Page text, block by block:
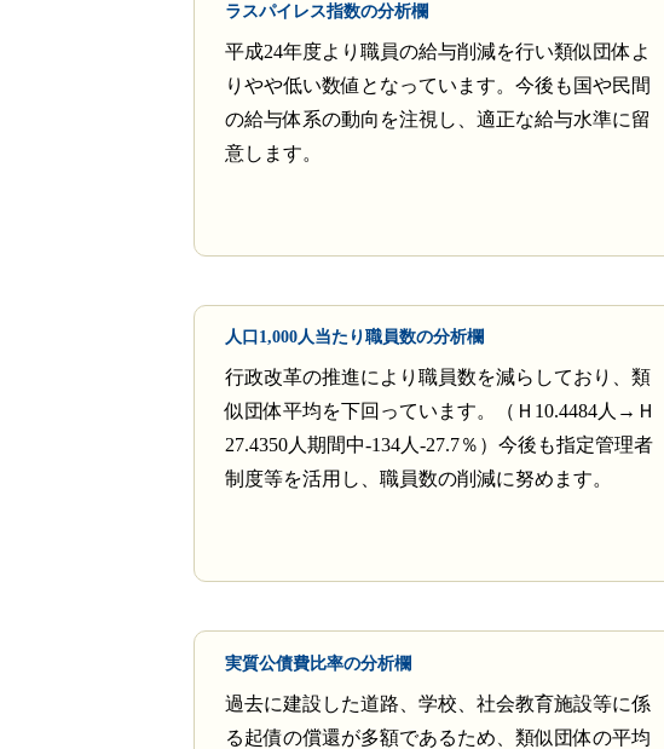
ラスパイレス指数の分析欄
平成24年度より職員の給与削減を行い類似団体よ
りやや低い数値となっています。今後も国や民間
の給与体系の動向を注視し、適正な給与水準に留
意します。
人口1,000人当たり職員数の分析欄
行政改革の推進により職員数を減らしており、類
似団体平均を下回っています。（Ｈ10.4484人→Ｈ
27.4350人期間中-134人-27.7％）今後も指定管理者
制度等を活用し、職員数の削減に努めます。
実質公債費比率の分析欄
過去に建設した道路、学校、社会教育施設等に係
る起債の償還が多額であるため、類似団体の平均